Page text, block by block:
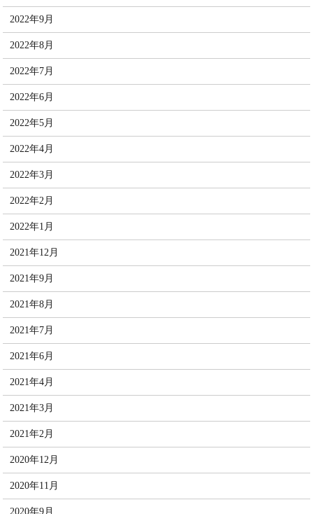
2022年9月
2022年8月
2022年7月
2022年6月
2022年5月
2022年4月
2022年3月
2022年2月
2022年1月
2021年12月
2021年9月
2021年8月
2021年7月
2021年6月
2021年4月
2021年3月
2021年2月
2020年12月
2020年11月
2020年9月